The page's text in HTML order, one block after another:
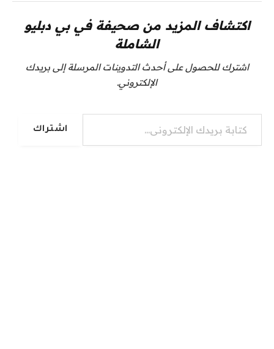
اكتشاف المزيد من صحيفة في بي دبليو
الشاملة
اشترك للحصول على أحدث التدوينات المرسلة إلى بريدك
الإلكتروني.
كتابة بريدك الإلكتروني...
اشتراك